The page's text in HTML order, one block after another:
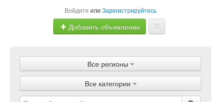
Войдите или Зарегистрируйтесь
Добавить объявление
Объявления
Магазины
Все регионы
Все категории